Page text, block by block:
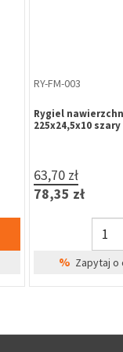
ZP-LE-262
Zamek
K00 72/50/20 WC
50,73 zł
62,40 zł
Cena